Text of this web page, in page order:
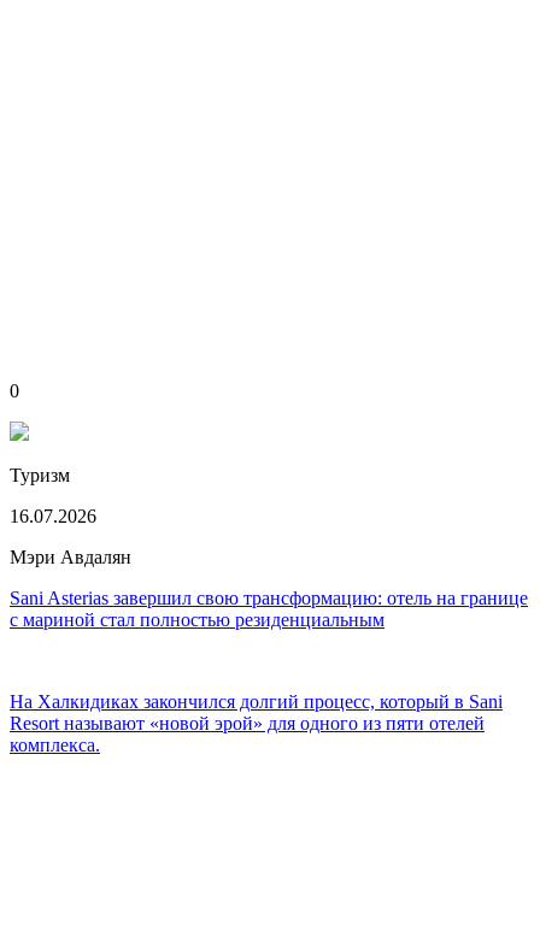
0
Туризм
16.07.2026
Мэри Авдалян
Sani Asterias завершил свою трансформацию: отель на границе
с мариной стал полностью резиденциальным
На Халкидиках закончился долгий процесс, который в Sani
Resort называют «новой эрой» для одного из пяти отелей
комплекса.